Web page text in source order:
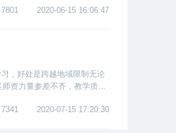
7801 2020-06-15 16:06:47
，好处是跨越地域限制无论
资力量参差不齐，教学质量
7341
2020-07-15 17:20:30